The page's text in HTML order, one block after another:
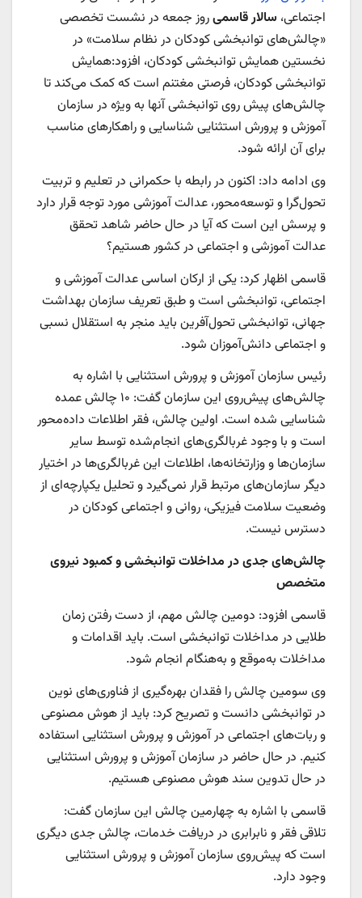
اجتماعی، سالار قاسمیروز جمعه در نشست تخصصی
«چالش‌های توانبخشی کودکان در نظام سلامت» در
نخستین همایش توانبخشی کودکان، افزود:‌همایش
توانبخشی کودکان، فرصتی مغتنم است که کمک می‌کند تا
چالش‌های پیش روی توانبخشی آنها به ویژه در سازمان
آموزش و پرورش استثنایی شناسایی و راهکارهای مناسب
برای آن ارائه شود.
وی ادامه داد: اکنون در رابطه با حکمرانی در تعلیم و تربیت
تحول‌گرا و توسعه‌محور، عدالت آموزشی مورد توجه قرار دارد
و پرسش این است که آیا در حال حاضر شاهد تحقق
عدالت آموزشی و اجتماعی در کشور هستیم؟
قاسمی اظهار کرد: یکی از ارکان اساسی عدالت آموزشی و
اجتماعی، توانبخشی است و طبق تعریف سازمان بهداشت
جهانی، توانبخشی تحول‌آفرین باید منجر به استقلال نسبی
و اجتماعی دانش‌آموزان شود.
رئیس سازمان آموزش و پرورش استثنایی با اشاره به
چالش‌های پیش‌روی این سازمان گفت: ۱۰ چالش عمده
شناسایی شده است. اولین چالش، فقر اطلاعات داده‌محور
است و با وجود غربالگری‌های انجام‌شده توسط سایر
سازمان‌ها و وزارتخانه‌ها، اطلاعات این غربالگری‌ها در اختیار
دیگر سازمان‌های مرتبط قرار نمی‌گیرد و تحلیل یکپارچه‌ای از
وضعیت سلامت فیزیکی، روانی و اجتماعی کودکان در
دسترس نیست.
چالش‌های جدی در مداخلات توانبخشی و کمبود نیروی
متخصص
قاسمی افزود: دومین چالش مهم، از دست رفتن زمان
طلایی در مداخلات توانبخشی است. باید اقدامات و
مداخلات به‌موقع و به‌هنگام انجام شود.
وی سومین چالش را فقدان بهره‌گیری از فناوری‌های نوین
در توانبخشی دانست و تصریح کرد: باید از هوش مصنوعی
و ربات‌های اجتماعی در آموزش و پرورش استثنایی استفاده
کنیم. در حال حاضر در سازمان آموزش و پرورش استثنایی
در حال تدوین سند هوش مصنوعی هستیم.
قاسمی با اشاره به چهارمین چالش این سازمان گفت:
تلاقی فقر و نابرابری در دریافت خدمات، چالش جدی دیگری
است که پیش‌روی سازمان آموزش و پرورش استثنایی
وجود دارد.